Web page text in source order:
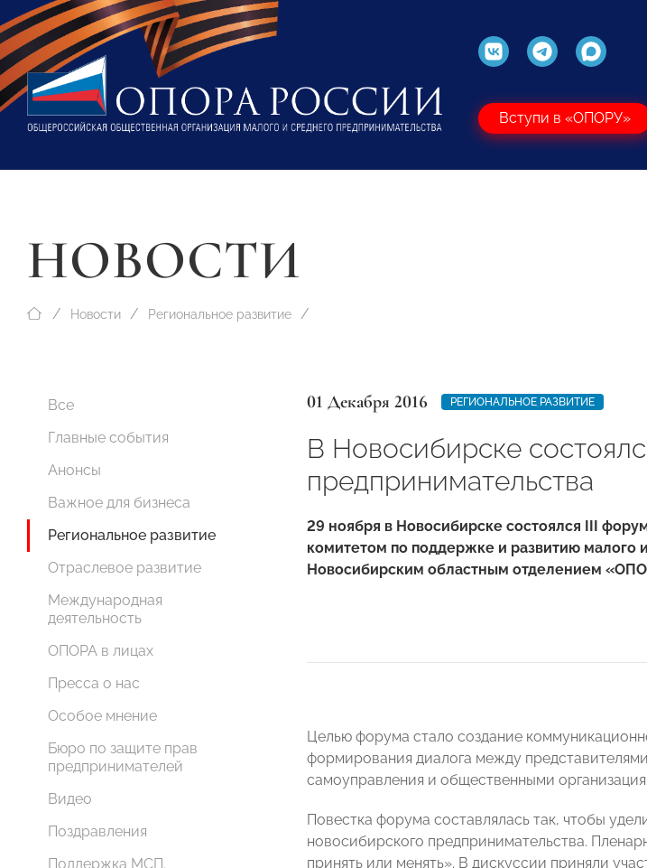
Вступи в «ОПОРУ»
НОВОСТИ
Новости Региональное развитие
Все
Главные события
Анонсы
Важное для бизнеса
Региональное развитие
Отраслевое развитие
Международная
деятельность
ОПОРА в лицах
Пресса о нас
Особое мнение
Бюро по защите прав
предпринимателей
Видео
Поздравления
Поддержка МСП.
01 Декабря 2016 РЕГИОНАЛЬНОЕ РАЗВИТИЕ
В Новосибирске
предпринимательства
29 ноября в Новосибирске состоялся III
комитетом по поддержке и развитию малого
Новосибирским областным отделением
Целью форума стало создание
формирования диалога между
самоуправления и общественными
Повестка форума составлялась так, чтобы
новосибирского предпринимательства.
принять или менять». В дискуссии приняли